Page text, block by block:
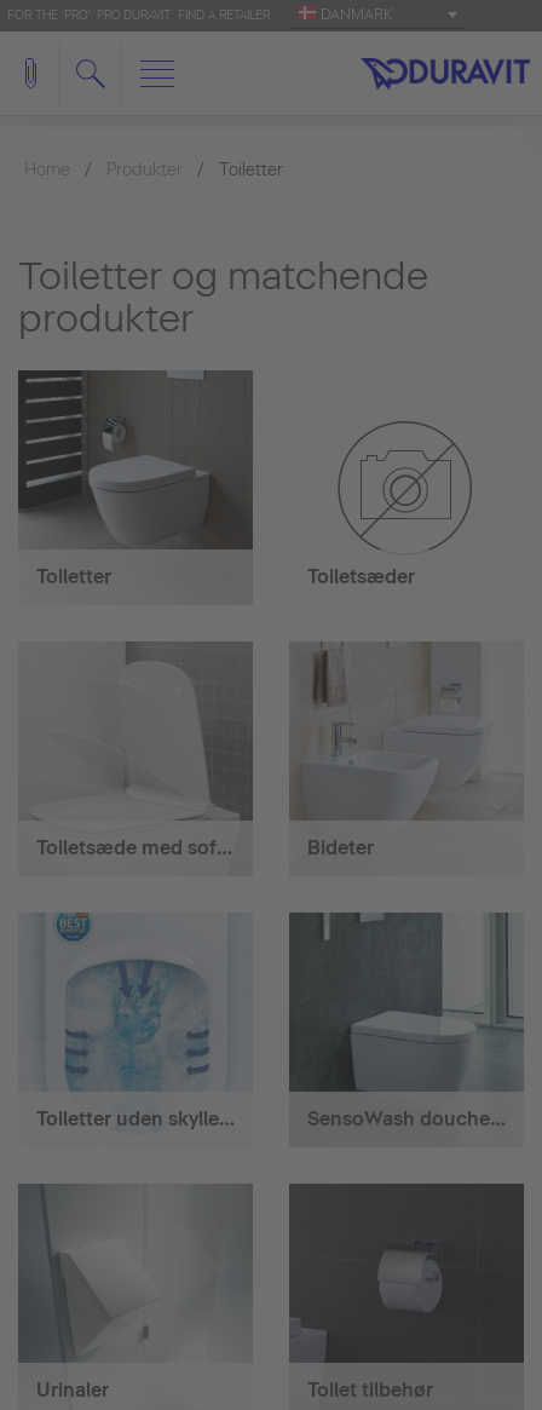
FOR THE 'PRO': PRO.DURAVIT FIND A RETAILER DANMARK
Home Produkter Toiletter
Toiletter og matchende
produkter
Toiletter Toiletsæder
Toiletsæde med softclose Bideter
Toiletter uden skyllerand SensoWash douchetoilet
Urinaler Toilet tilbehør